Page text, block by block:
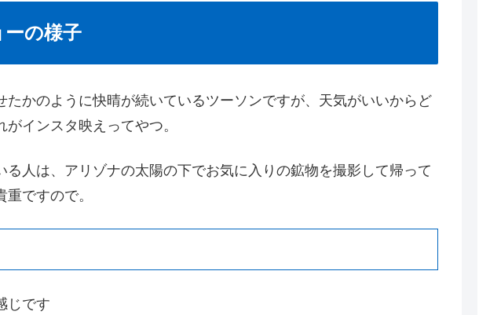
の様子
たかのように快晴が続いているツーソンですが、天気がいいからど
インスタ映えってやつ。
る人は、アリゾナの太陽の下でお気に入りの鉱物を撮影して帰って
ですので。
じです